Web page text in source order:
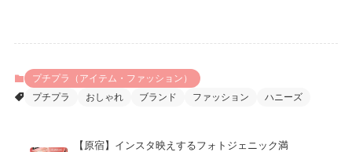
プチプラ（アイテム・ファッション）
プチプラ
おしゃれ ブランド ファッション ハニーズ
【原宿】インスタ映えするフォトジェニック満